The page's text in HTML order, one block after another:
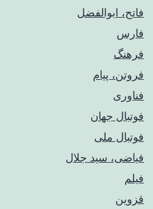
فاتح، ابوالفضل
فارس
فرهنگ
فروتن، پیام
فناوری
فوتبال جهان
فوتبال ملی
فیاضی، سید جلال
فیلم
قزوین